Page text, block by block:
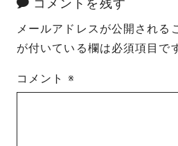
コメントを残す
メールアドレスが公開される
が付いている欄は必須項目で
コメント ※